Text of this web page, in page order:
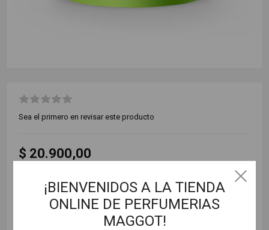
Sea el primero en revisar este producto
$ 20.900,00
AÑADIR AL CARRITO
¡BIENVENIDOS A LA TIENDA
ONLINE DE PERFUMERIAS
MAGGOT!